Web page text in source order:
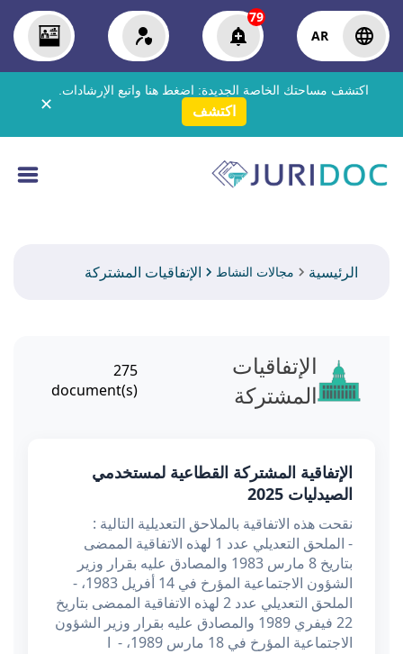
AR
79
اكتشف مساحتك الخاصة الجديدة: اضغط هنا واتبع الإرشادات.
اكتشف ✕
الرئيسية مجالات النشاط الإتفاقيات المشتركة
الإتفاقيات
المشتركة
275
document(s)
الإتفاقية المشتركة القطاعية لمستخدمي
الصيدليات 2025
نقحت هذه الاتفاقية بالملاحق التعديلية التالية :
- الملحق التعديلي عدد 1 لهذه الاتفاقية الممضى
بتاريخ 8 مارس 1983 والمصادق عليه بقرار وزير
الشؤون الاجتماعية المؤرخ في 14 أفريل 1983، -
الملحق التعديلي عدد 2 لهذه الاتفاقية الممضى بتاريخ
22 فيفري 1989 والمصادق عليه بقرار وزير الشؤون
الاجتماعية المؤرخ في 18 مارس 1989، - ا